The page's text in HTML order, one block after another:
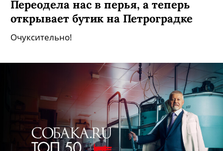
Переодела нас в перья, а теперь
открывает бутик на Петроградке
Очуксительно!